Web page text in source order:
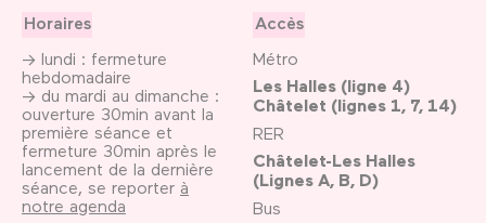
Horaires
→ lundi : fermeture
hebdomadaire
→ du mardi au dimanche :
ouverture 30min avant la
première séance et
fermeture 30min après le
lancement de la dernière
séance, se reporter à
notre agenda
Accès
Métro
Les Halles (ligne 4)
Châtelet (lignes 1, 7, 14)
RER
Châtelet-Les Halles
(Lignes A, B, D)
Bus